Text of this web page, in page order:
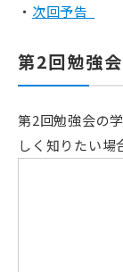
次回予告
第2回勉強
第2回勉強会の
しく知りたい場